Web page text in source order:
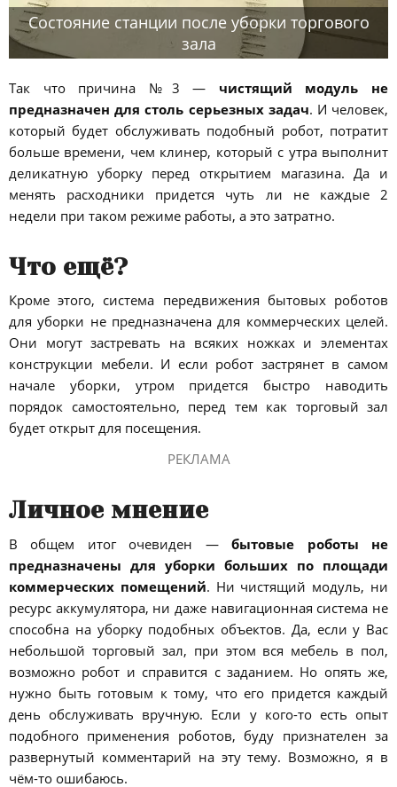
Состояние станции после уборки торгового
зала
Так что причина №3 — чистящий модуль не
предназначен для столь серьезных задач. И человек,
который будет обслуживать подобный робот, потратит
больше времени, чем клинер, который с утра выполнит
деликатную уборку перед открытием магазина. Да и
менять расходники придется чуть ли не каждые 2
недели при таком режиме работы, а это затратно.
Что ещё?
Кроме этого, система передвижения бытовых роботов
для уборки не предназначена для коммерческих целей.
Они могут застревать на всяких ножках и элементах
конструкции мебели. И если робот застрянет в самом
начале уборки, утром придется быстро наводить
порядок самостоятельно, перед тем как торговый зал
будет открыт для посещения.
РЕКЛАМА
Личное мнение
В общем итог очевиден —бытовые роботы не
предназначены для уборки больших по площади
коммерческих помещений. Ни чистящий модуль, ни
ресурс аккумулятора, ни даже навигационная система не
способна на уборку подобных объектов. Да, если у Вас
небольшой торговый зал, при этом вся мебель в пол,
возможно робот и справится с заданием. Но опять же,
нужно быть готовым к тому, что его придется каждый
день обслуживать вручную. Если у кого-то есть опыт
подобного применения роботов, буду признателен за
развернутый комментарий на эту тему. Возможно, я в
чём-то ошибаюсь.